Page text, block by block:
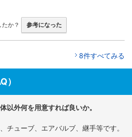
か？ 参考になった
8件すべてみる
）
以外何を用意すれば良いか。
チューブ、エアバルブ、継手等です。